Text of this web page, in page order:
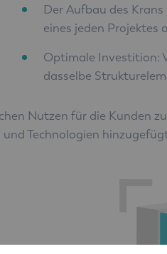
Der Aufbau des
eines jeden Projektes
Optimale Investition:
dasselbe
Nutzen für die Kunden
Technologien